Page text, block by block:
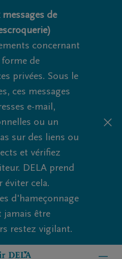
de
concernant
forme de
privées. Sous le
ces messages
e-mail,
ou un
sur des liens ou
et vérifiez
DELA prend
éviter cela.
d'hameçonnage
jamais être
restez vigilant.